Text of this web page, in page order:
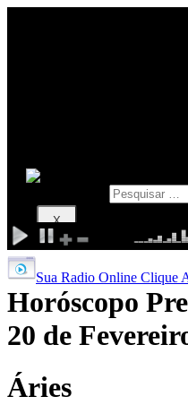
X
Sua Radio Online Clique
Horóscopo
20 de
Áries